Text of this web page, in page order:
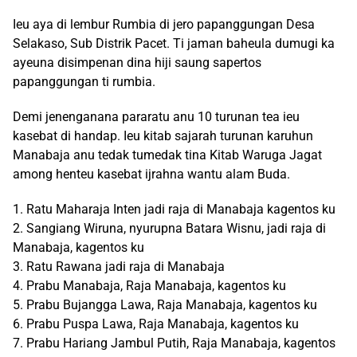
Ieu aya di lembur Rumbia di jero papanggungan Desa
Selakaso, Sub Distrik Pacet. Ti jaman baheula dumugi ka
ayeuna disimpenan dina hiji saung sapertos
papanggungan ti rumbia.
Demi jenenganana pararatu anu 10 turunan tea ieu
kasebat di handap. Ieu kitab sajarah turunan karuhun
Manabaja anu tedak tumedak tina Kitab Waruga Jagat
among henteu kasebat ijrahna wantu alam Buda.
1. Ratu Maharaja Inten jadi raja di Manabaja kagentos ku
2. Sangiang Wiruna, nyurupna Batara Wisnu, jadi raja di
Manabaja, kagentos ku
3. Ratu Rawana jadi raja di Manabaja
4. Prabu Manabaja, Raja Manabaja, kagentos ku
5. Prabu Bujangga Lawa, Raja Manabaja, kagentos ku
6. Prabu Puspa Lawa, Raja Manabaja, kagentos ku
7. Prabu Hariang Jambul Putih, Raja Manabaja, kagentos